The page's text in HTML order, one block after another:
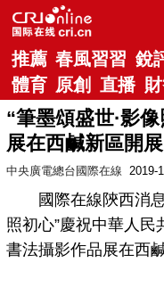
推薦 春風習習 銳
體育 原創 直播
“筆墨頌盛世·影
展在西鹹新區開展
中央廣電總台國際在線 2019-
國際在線陝西消息
照初心”慶祝中華人
書法攝影作品展在西